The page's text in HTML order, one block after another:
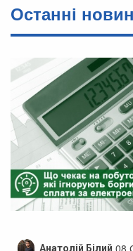
Останні
Анатолій Білий 08